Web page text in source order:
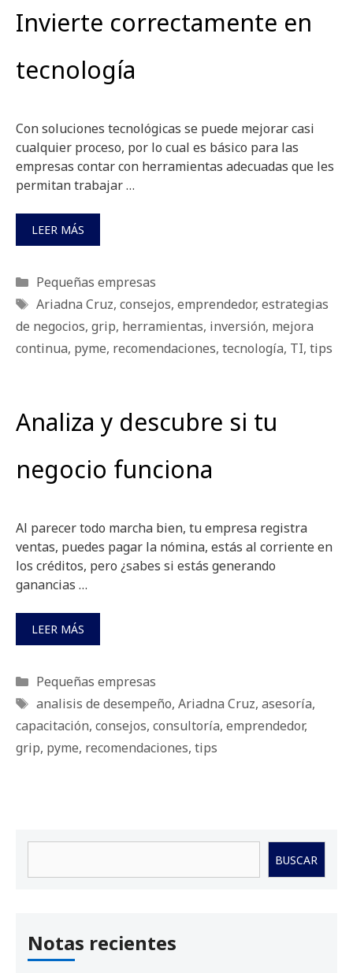
Invierte correctamente en
tecnología
Con soluciones tecnológicas se puede mejorar casi
cualquier proceso, por lo cual es básico para las
empresas contar con herramientas adecuadas que les
permitan trabajar …
LEER MÁS
Categorías
Pequeñas empresas
Etiquetas
Ariadna Cruz, consejos, emprendedor, estrategias
de negocios, grip, herramientas, inversión, mejora
continua, pyme, recomendaciones, tecnología, TI, tips
Analiza y descubre si tu
negocio funciona
Al parecer todo marcha bien, tu empresa registra
ventas, puedes pagar la nómina, estás al corriente en
los créditos, pero ¿sabes si estás generando
ganancias …
LEER MÁS
Categorías
Pequeñas empresas
Etiquetas
analisis de desempeño, Ariadna Cruz, asesoría,
capacitación, consejos, consultoría, emprendedor,
grip, pyme, recomendaciones, tips
BUSCAR
Notas recientes